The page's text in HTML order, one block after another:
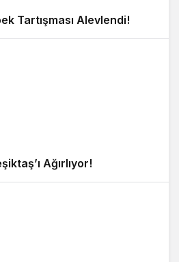
Tartışması Alevlendi!
Ağırlıyor!